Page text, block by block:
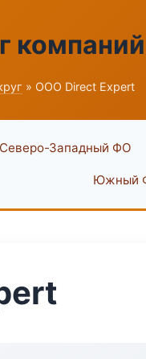
компаний
» ООО Direct Expert
Северо-Западный ФО
Южный